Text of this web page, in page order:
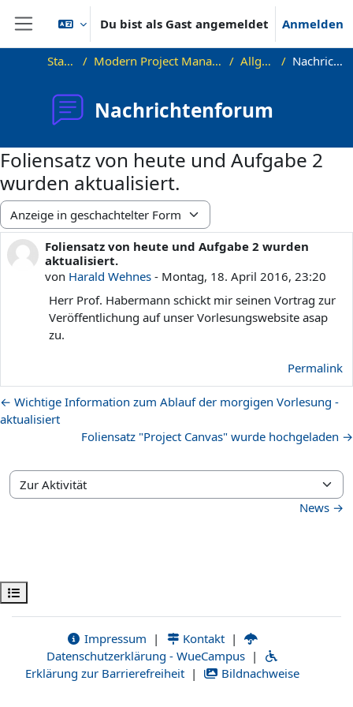
Zum Hauptinhalt
Website-Übersicht
Du bist als Gast angemeldet Anmelden
Kursindex öffnen
Startseite Modern Project Management in ICT, HUST Allgemeines Nachrichtenforum
Nachrichtenforum
Foliensatz von heute und Aufgabe 2
wurden aktualisiert.
Anzeigemodus
Foliensatz von heute und Aufgabe 2 wurden
aktualisiert.
von Harald Wehnes- Montag, 18. April 2016, 23:20
Anzahl Antworten: 0
Herr Prof. Habermann schickt mir seinen Vortrag zur
Veröffentlichung auf unser Vorlesungswebsite asap
zu.
Permalink
← Wichtige Information zum Ablauf der morgigen Vorlesung -
aktualisiert
Foliensatz "Project Canvas" wurde hochgeladen →
Zur Aktivität
News →
Impressum | Kontakt |
Datenschutzerklärung - WueCampus |
Erklärung zur Barrierefreiheit | Bildnachweise